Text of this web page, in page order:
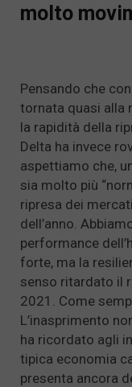
molto
Pensando che
tornata quasi alla
la rapidità della
Delta ha invece
aspettiamo che,
sia molto più
ripresa dei
dell’anno.
performance
forte, ma la
senso ritardato il
2021. Come
L’inasprimento
ha ricordato agli
tipica economia
presenta ancora